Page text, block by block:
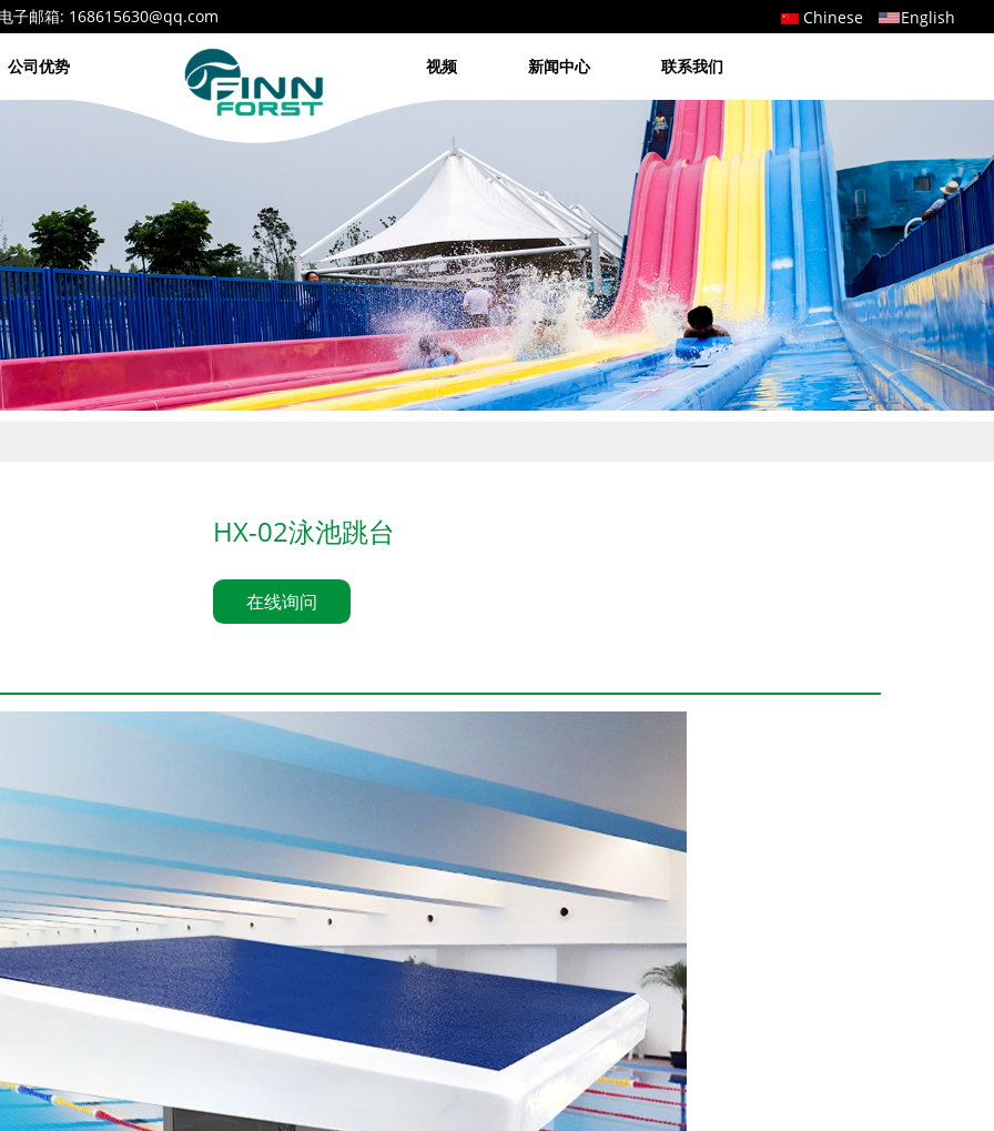
Chinese English
公司优势 视频 新闻中心 联系我们
HX-02泳池跳台
在线询问